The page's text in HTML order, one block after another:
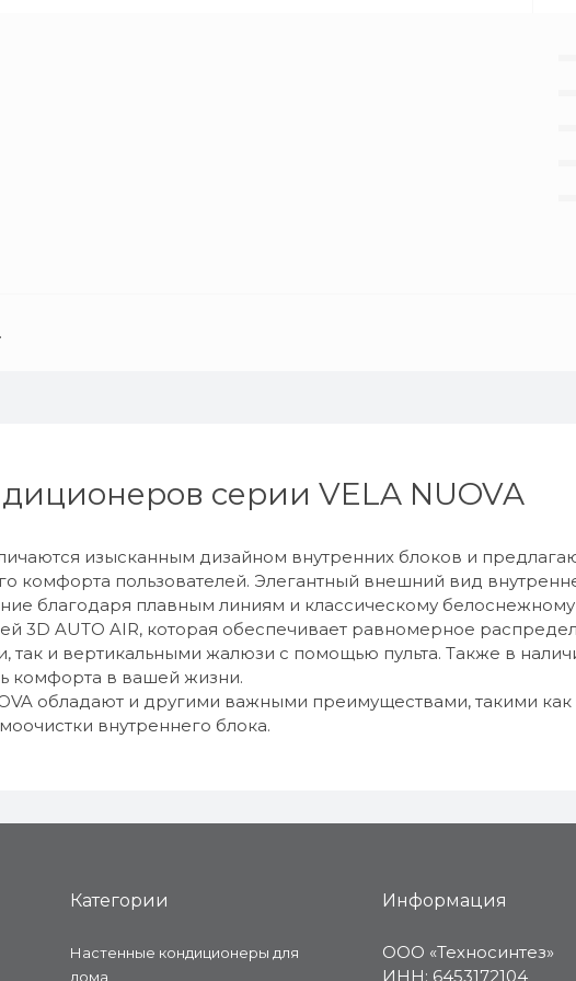
серии VELA NUOVA
изысканным дизайном внутренних блоков и
комфорта пользователей. Элегантный внешний вид
благодаря плавным линиям и классическому белоснежному
3D AUTO AIR, которая обеспечивает равномерное
так и вертикальными жалюзи с помощью пульта. Также в
комфорта в вашей жизни.
обладают и другими важными преимуществами, такими как
внутреннего блока.
Категории
Настенные кондиционеры для
дома
Информация
ООО «Техносинтез»
ИНН: 6453172104